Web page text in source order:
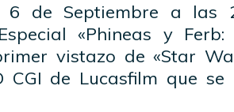
6 de Septiembre a las
«Phineas y
vistazo de «Star
CGI de Lucasfilm que